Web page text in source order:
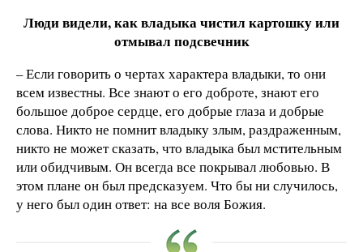
Люди видели, как владыка чистил картошку или
отмывал подсвечник
– Если говорить о чертах характера владыки, то они
всем известны. Все знают о его доброте, знают его
большое доброе сердце, его добрые глаза и добрые
слова. Никто не помнит владыку злым, раздраженным,
никто не может сказать, что владыка был мстительным
или обидчивым. Он всегда все покрывал любовью. В
этом плане он был предсказуем. Что бы ни случилось,
у него был один ответ: на все воля Божия.